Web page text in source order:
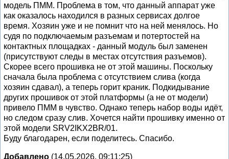
модель ПММ. Проблема в том, что данный аппарат уже
как оказалось находился в разных сервисах долгое
время. Хозяин уже и не помнит что на ней менялось. Но
судя по подключаемым разъемам и потертостей на
контактных площадках - данный модуль был заменен
(присутствуют следы в местах отсутствия разъемов).
Скорее всего прошивка не от этой машины. Поскольку
сначала была проблема с отсутствием слива (когда
хозяин сдавал), а теперь горит краник. Подкидывание
других прошивок от этой платформы (а не от модели)
привело ПММ в чувство. Однако теперь набор воды идёт,
но следом сразу слив. Хочется найти прошивку именно от
этой модели SRV2IKX2BR/01.
Буду благодарен, если поделитесь. Спасибо.
Добавлено (14.05.2026, 09:11:25)